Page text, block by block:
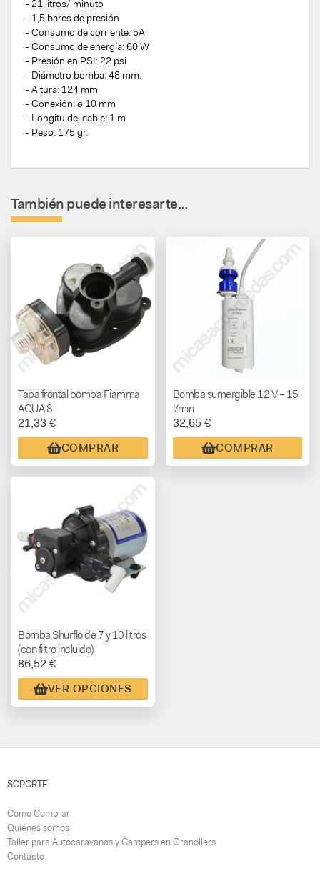
- 21 litros/ minuto
- 1,5 bares de presión
- Consumo de corriente: 5A
- Consumo de energía: 60 W
- Presión en PSI: 22 psi
- Diámetro bomba: 48 mm.
- Altura: 124 mm
- Conexión: ø 10 mm
- Longitu del cable: 1 m
- Peso: 175 gr.
También puede interesarte...
Tapa frontal bomba Fiamma
AQUA 8
21,33 €
COMPRAR
Bomba sumergible 12 V – 15
l/min
32,65 €
COMPRAR
Bomba Shurflo de 7 y 10 litros
(con filtro incluido)
86,52 €
VER OPCIONES
SOPORTE
Como Comprar
Quiénes somos
Taller para Autocaravanas y Campers en Granollers
Contacto